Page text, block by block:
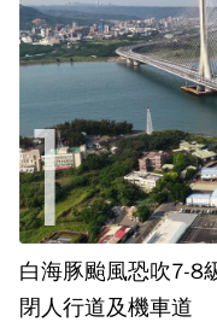
白海豚颱風恐吹7-8
閉人行道及機車道